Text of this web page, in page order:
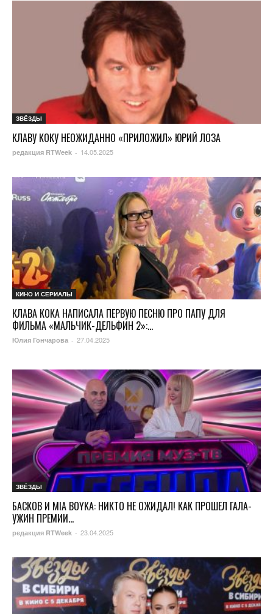
ЗВЁЗДЫ
КЛАВУ КОКУ НЕОЖИДАННО «ПРИЛОЖИЛ» ЮРИЙ ЛОЗА
редакция RTWeek - 14.05.2025
КИНО И СЕРИАЛЫ
КЛАВА КОКА НАПИСАЛА ПЕРВУЮ ПЕСНЮ ПРО ПАПУ ДЛЯ
ФИЛЬМА «МАЛЬЧИК-ДЕЛЬФИН 2»:...
Юлия Гончарова - 27.04.2025
ЗВЁЗДЫ
БАСКОВ И MIA BOYKA: НИКТО НЕ ОЖИДАЛ! КАК ПРОШЕЛ ГАЛА-
УЖИН ПРЕМИИ...
редакция RTWeek - 23.04.2025